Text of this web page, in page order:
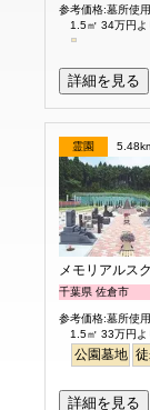
参考価格:墓所使
1.5㎡ 34万円よ
詳細を見る
霊園
メモリアルス
千葉県 佐倉市
参考価格:墓所使
1.5㎡ 33万円よ
公園墓地
詳細を見る